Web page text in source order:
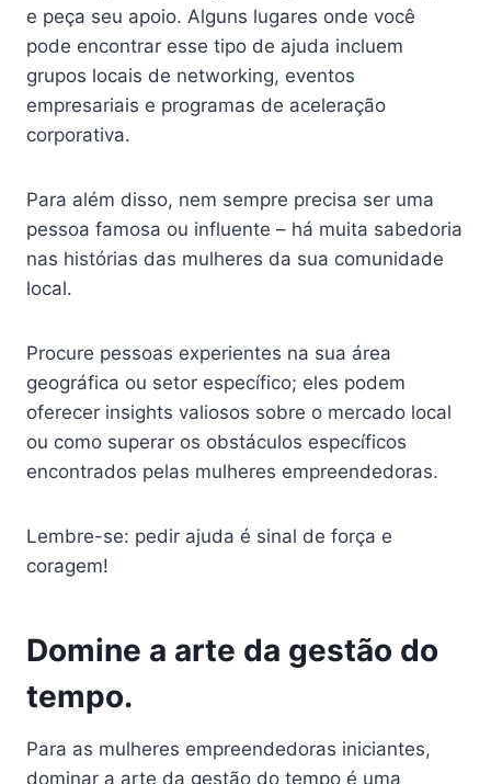
e peça seu apoio. Alguns lugares onde você
pode encontrar esse tipo de ajuda incluem
grupos locais de networking, eventos
empresariais e programas de aceleração
corporativa.
Para além disso, nem sempre precisa ser uma
pessoa famosa ou influente – há muita sabedoria
nas histórias das mulheres da sua comunidade
local.
Procure pessoas experientes na sua área
geográfica ou setor específico; eles podem
oferecer insights valiosos sobre o mercado local
ou como superar os obstáculos específicos
encontrados pelas mulheres empreendedoras.
Lembre-se: pedir ajuda é sinal de força e
coragem!
Domine a arte da gestão do
tempo.
Para as mulheres empreendedoras iniciantes,
dominar a arte da gestão do tempo é uma